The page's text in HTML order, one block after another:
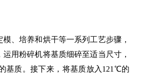
、培养和烘干等一系列工艺步骤，
用粉碎机将基质细碎至适当尺寸，
基质。接下来，将基质放入 121℃的